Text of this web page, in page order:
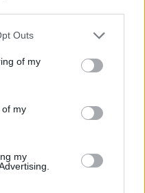
Outs
of my
of my
my
Assoluto.
e Responsabile Tecnico
vignolese: “
aspettative della vigilia. Due
diverse, ma uniti dalla voglia
l’assenza di Rossano
alla vigilia e che avrebbe
Ora pronti per i Campionati
verso i Campionati Italiani